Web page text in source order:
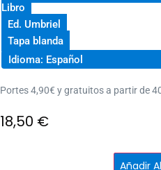
Libro
Ed. Umbriel
Tapa blanda
Idioma: Español
Portes 4,90€ y gratuitos a partir de
18,50 €
Añadir